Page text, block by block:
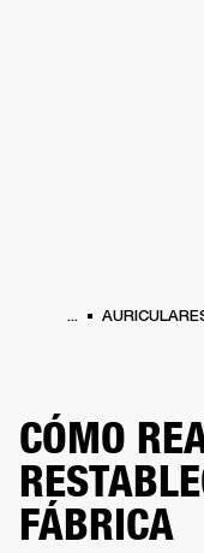
...
CÓMO
FÁBRICA